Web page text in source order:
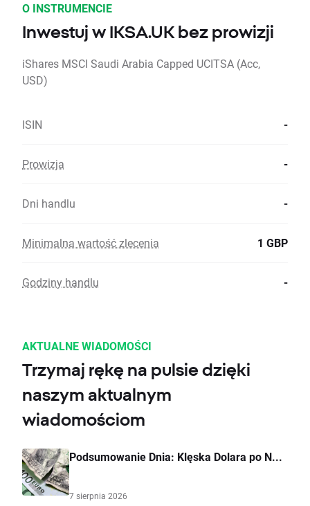
O INSTRUMENCIE
Inwestuj w IKSA.UK bez prowizji
iShares MSCI Saudi Arabia Capped UCITSA (Acc,
USD)
ISIN -
Prowizja -
Dni handlu -
Minimalna wartość zlecenia 1 GBP
Godziny handlu -
AKTUALNE WIADOMOŚCI
Trzymaj rękę na pulsie dzięki
naszym aktualnym
wiadomościom
Podsumowanie Dnia: Klęska Dolara po N...
7 sierpnia 2026